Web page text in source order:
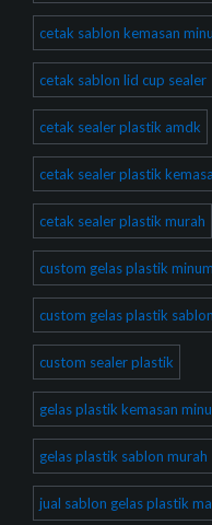
cetak sablon kemasan
cetak sablon lid cup sealer
cetak sealer plastik amdk
cetak sealer plastik
cetak sealer plastik murah
custom gelas plastik
custom gelas plastik sablon
custom sealer plastik
gelas plastik kemasan
gelas plastik sablon murah
jual sablon gelas plastik